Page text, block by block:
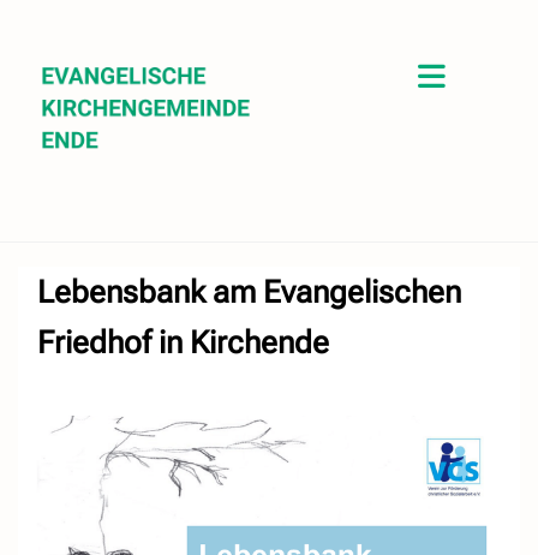
Lebensbank am Evangelischen
Friedhof in Kirchende